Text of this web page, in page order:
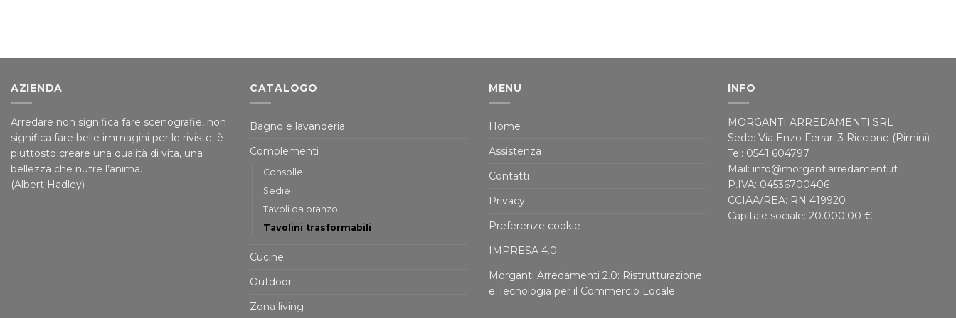
AZIENDA
Arredare non significa fare scenografie, non
significa fare belle immagini per le riviste; è
piuttosto creare una qualità di vita, una
bellezza che nutre l’anima.
(Albert Hadley)
CATALOGO
Bagno e lavanderia
Complementi
Consolle
Sedie
Tavoli da pranzo
Tavolini trasformabili
Cucine
Outdoor
Zona living
MENU
Home
Assistenza
Contatti
Privacy
Preferenze cookie
IMPRESA 4.0
Morganti Arredamenti 2.0: Ristrutturazione
e Tecnologia per il Commercio Locale
INFO
MORGANTI ARREDAMENTI SRL
Sede: Via Enzo Ferrari 3 Riccione (Rimini)
Tel: 0541 604797
Mail: info@morgantiarredamenti.it
P.IVA: 04536700406
CCIAA/REA: RN 419920
Capitale sociale: 20.000,00 €